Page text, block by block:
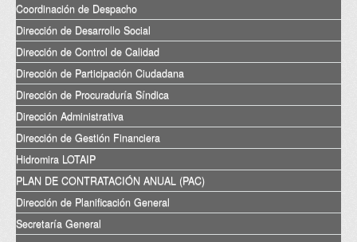
Coordinación de Despacho
Dirección de Desarrollo Social
Dirección de Control de Calidad
Dirección de Participación Ciudadana
Dirección de Procuraduría Síndica
Dirección Administrativa
Dirección de Gestión Financiera
Hidromira LOTAIP
PLAN DE CONTRATACIÓN ANUAL (PAC)
Dirección de Planificación General
Secretaría General